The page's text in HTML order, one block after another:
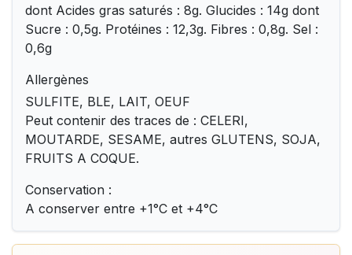
dont Acides gras saturés : 8g. Glucides : 14g dont
Sucre : 0,5g. Protéines : 12,3g. Fibres : 0,8g. Sel :
0,6g
Allergènes
SULFITE, BLE, LAIT, OEUF
Peut contenir des traces de : CELERI,
MOUTARDE, SESAME, autres GLUTENS, SOJA,
FRUITS A COQUE.
Conservation :
A conserver entre +1°C et +4°C